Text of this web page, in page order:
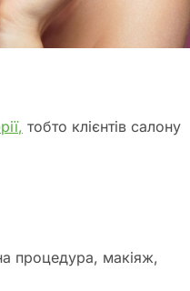
тобто клієнтів салону
процедура, макіяж,